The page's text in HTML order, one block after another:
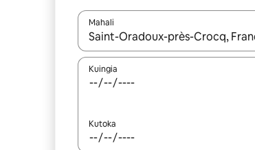
Mahali
Wakati matokeo yanapatikana,
Kuingia
Kutoka